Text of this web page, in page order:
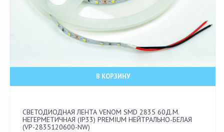
В КОРЗИНУ
СВЕТОДИОДНАЯ ЛЕНТА VENOM SMD 2835 60Д.М.
НЕГЕРМЕТИЧНАЯ (IP33) PREMIUM НЕЙТРАЛЬНО-БЕЛАЯ
(VP-2835120600-NW)